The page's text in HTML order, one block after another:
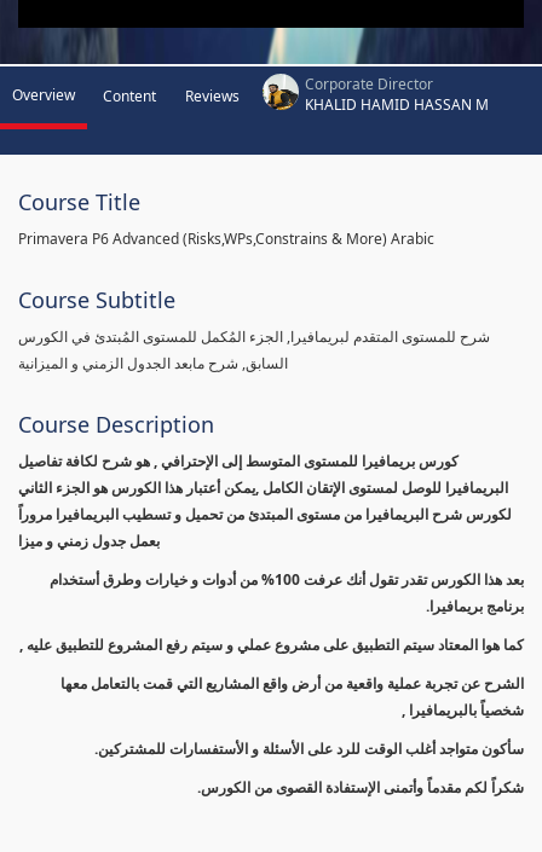
Overview Content Reviews
Corporate Director
KHALID HAMID HASSAN M
Course Title
Primavera P6 Advanced (Risks,WPs,Constrains & More) Arabic
Course Subtitle
شرح للمستوى المتقدم لبريمافيرا, الجزء المُكمل للمستوى المُبتدئ في الكورس
السابق, شرح مابعد الجدول الزمني و الميزانية
Course Description
كورس بريمافيرا للمستوى المتوسط إلى الإحترافي , هو شرح لكافة تفاصيل
البريمافيرا للوصل لمستوى الإتقان الكامل ,يمكن أعتبار هذا الكورس هو الجزء الثاني
لكورس شرح البريمافيرا من مستوى المبتدئ من تحميل و تسطيب البريمافيرا مروراً
بعمل جدول زمني و ميزا
بعد هذا الكورس تقدر تقول أنك عرفت 100% من أدوات و خيارات وطرق أستخدام
برنامج بريمافيرا.
كما هوا المعتاد سيتم التطبيق على مشروع عملي و سيتم رفع المشروع للتطبيق عليه ,
الشرح عن تجربة عملية واقعية من أرض واقع المشاريع التي قمت بالتعامل معها
شخصياً بالبريمافيرا ,
سأكون متواجد أغلب الوقت للرد على الأسئلة و الأستفسارات للمشتركين.
شكراً لكم مقدماً وأتمنى الإستفادة القصوى من الكورس.